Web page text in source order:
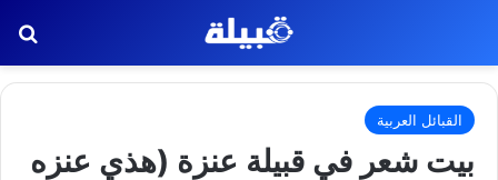
القبائل العربية
بيت شعر في قبيلة عنزة (هذي عنزه